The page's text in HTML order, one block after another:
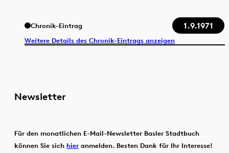
Chronik-Eintrag 1.9.1971
Weitere Details des Chronik-Eintrags anzeigen
Newsletter
Für den monatlichen E-Mail-Newsletter Basler Stadtbuch
können Sie sich hier anmelden. Besten Dank für Ihr Interesse!